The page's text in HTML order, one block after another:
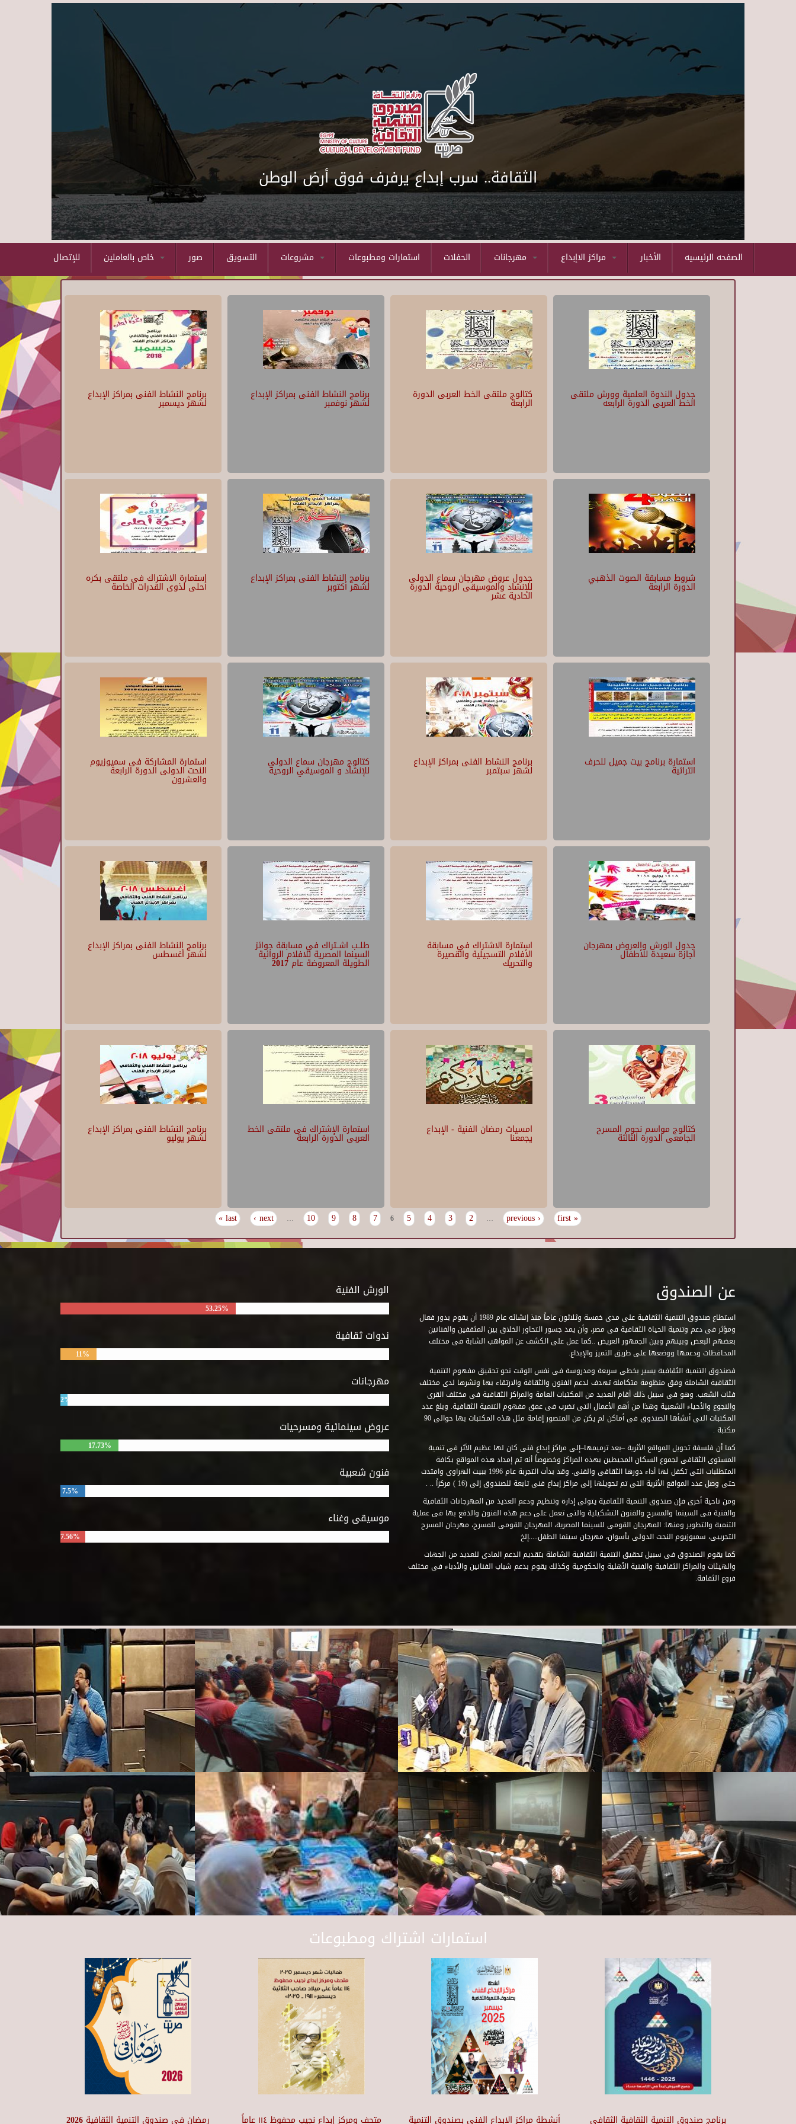
Skip to main content
الثقافة.. سرب إبداع يرفرف فوق أرض الوطن
للإتصال صور التسويق استمارات ومطبوعات الحفلات الأخبار الصفحه الرئيسيه
برنامج النشاط الفنى بمراكز الإبداع
لشهر ديسمبر
برنامج النشاط الفنى بمراكز الإبداع
لشهر نوفمبر
كتالوج ملتقى الخط العربى الدورة
الرابعة
جدول الندوة العلمية وورش ملتقى
الخط العربى الدورة الرابعه
استمارة الاشتراك فى ملتقى بكره
أحلى لذوى القدرات الخاصة
برنامج النشاط الفنى بمراكز الإبداع
لشهر أكتوبر
جدول عروض مهرجان سماع الدولى
للإنشاد والموسيقى الروحية الدورة
الحادية عشر
شروط مسابقة الصوت الذهبي
الدورة الرابعة
استمارة المشاركة فى سميوزيوم
النحت الدولى الدورة الرابعة
والعشرون
كتالوج مهرجان سماع الدولي
للإنشاد و الموسيقي الروحية
برنامج النشاط الفنى بمراكز الإبداع
لشهر سبتمبر
استمارة برنامج بيت جميل للحرف
التراثية
برنامج النشاط الفنى بمراكز الإبداع
لشهر أغسطس
طلــب اشــتراك في مسابقة جوائز
السينما المصرية للافلام الروائية
الطويلة المعروضة عام 2017
استمارة الاشتراك في مسابقة
الأفلام التسجيلية والقصيرة
والتحريك
جدول الورش والعروض بمهرجان
أجازة سعيدة للأطفال
برنامج النشاط الفنى بمراكز الإبداع
لشهر يوليو
استمارة الإشتراك فى ملتقى الخط
العربى الدورة الرابعة
امسيات رمضان الفنية - الإبداع
يجمعنا
كتالوج مواسم نجوم المسرح
الجامعى الدورة الثالثة
« first
‹ previous
…
2
3
4
5
6
7
8
9
10
…
next ›
last »
الورش الفنية
53.25%
ندوات ثقافية
11%
مهرجانات
2%
عروض سينمائية ومسرحيات
17.73%
فنون شعبية
7.5%
موسيقى وغناء
7.56%
عن الصندوق
استطاع صندوق التنمية الثقافية على مدى خمسة وثلاثون عاماً منذ إنشائه عام 1989 أن يقوم بدور فعال
ومؤثر فى دعم وتنمية الحياة الثقافية فى مصر، وأن يمد جسور التحاور الخلاق بين المثقفين والفنانين
بعضهم البعض وبينهم وبين الجمهور العريض ..كما عمل على الكشف عن المواهب الشابة فى مختلف
المحافظات ودعمها ووضعها على طريق التميز والإبداع.
فصندوق التنمية الثقافية يسير بخطى سريعة ومدروسة فى نفس الوقت نحو تحقيق مفهوم التنمية
الثقافية الشاملة وفق منظومة متكاملة تهدف لدعم الفنون والثقافة والارتقاء بها ونشرها لدى مختلف
فئات الشعب. وهو فى سبيل ذلك أقام العديد من المكتبات العامة والمراكز الثقافية فى مختلف القرى
والنجوع والأحياء الشعبية وهذا من أهم الأعمال التى تضرب فى عمق مفهوم التنمية الثقافية. وبلغ عدد
المكتبات التى أنشأها الصندوق فى أماكن لم يكن من المتصور إقامة مثل هذه المكتبات بها حوالى 90
مكتبة .
كما أن فلسفة تحويل المواقع الأثرية –بعد ترميمها–إلى مراكز إبداع فنى كان لها عظيم الأثر فى تنمية
المستوى الثقافى لجموع السكان المحيطين بهذه المراكز وخصوصاً أنه تم إمداد هذه المواقع بكافة
المتطلبات التى تكفل لها أداء دورها الثقافى والفنى. وقد بدأت التجربة عام 1996 ببيت الهراوى وامتدت
حتى وصل عدد المواقع الأثرية التى تم تحويلها إلى مراكز إبداع فنى تابعة للصندوق إلى (16 ) مركزاً .. .
ومن ناحية أخرى فإن صندوق التنمية الثقافية يتولى إدارة وتنظيم ودعم العديد من المهرجانات الثقافية
والفنية فى السينما والمسرح والفنون التشكيلية والتى تعمل على دعم هذه الفنون والدفع بها فى عملية
التنمية والتطوير ومنها: المهرجان القومى للسينما المصرية، المهرجان القومى للمسرح، مهرجان المسرح
التجريبى، سمبوزيوم النحت الدولى بأسوان، مهرجان سينما الطفل.....إلخ
كما يقوم الصندوق فى سبيل تحقيق التنمية الثقافية الشاملة بتقديم الدعم المادى للعديد من الجهات
والهيئات والمراكز الثقافية والفنية الأهلية والحكومية وكذلك يقوم بدعم شباب الفنانين والأدباء فى مختلف
فروع الثقافة.
استمارات اشتراك ومطبوعات
رمضان في صندوق التنمية الثقافية 2026 متحف ومركز إبداع نجيب محفوظ ١١٤ عاماً أنشطة مراكز الإبداع الفني بصندوق التنمية برنامج صندوق التنمية الثقافية الثقافي